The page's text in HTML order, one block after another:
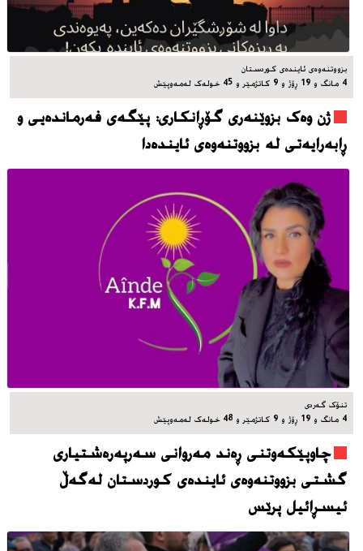
بزووتنه‌وه‌ی ئاینده‌ی کوردستان
4 مانگ و 19 ڕۆژ و 9 کاتژمێر و 45 خوله‌ک له‌مه‌وپێش‌
ژن وەک بزوێنەری گۆڕانکاری: پێگەی فەرماندەیی و
ڕابەرایەتی لە بزووتنەوەی ئایندەدا
تنۆک گەردی
4 مانگ و 19 ڕۆژ و 9 کاتژمێر و 48 خوله‌ک له‌مه‌وپێش‌
چاوپێکەوتنی ڕەند مەروانی سەرپەرەشتیاری
گشتی بزووتنەوەی ئایندەی کوردستان لەگەڵ
ئیسڕائیل پرێس